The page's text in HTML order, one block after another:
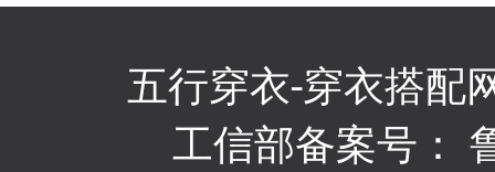
五行穿衣-穿衣搭配
工信部备案号：